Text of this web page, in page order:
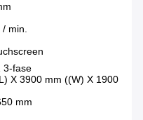
/ min.
3-fase
X 3900 mm ((W) X 1900
mm